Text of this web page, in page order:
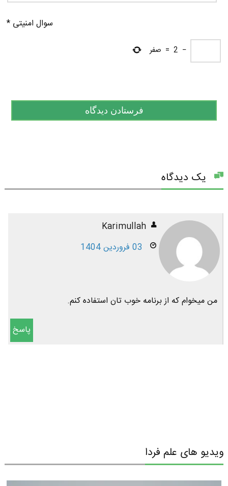
سوال امنیتی *
−
2
= صفر
یک دیدگاه
Karimullah
03 فروردین 1404
من میخوام که از برنامه خوب تان استفاده کنم.
پاسخ
ویدیو های علم فردا